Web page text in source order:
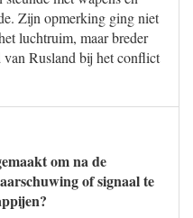
Zijn opmerking ging niet
luchtruim, maar breder
Rusland bij het conflict
om na de
of signaal te